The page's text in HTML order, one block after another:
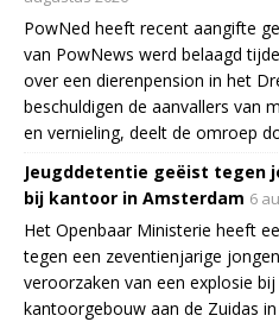
PowNed heeft recent aangifte
van PowNews werd belaagd
over een dierenpension in het
beschuldigen de aanvallers van
en vernieling, deelt de omroep
Jeugddetentie geëist tegen
bij kantoor in Amsterdam 6
Het Openbaar Ministerie heeft
tegen een zeventienjarige
veroorzaken van een explosie
kantoorgebouw aan de Zuidas